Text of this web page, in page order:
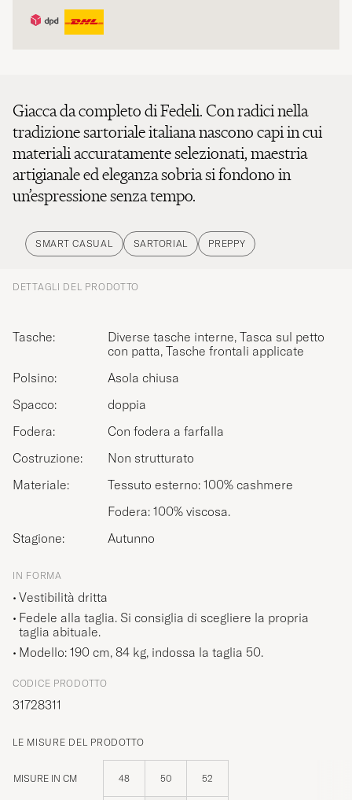
Giacca da completo di Fedeli. Con radici nella
tradizione sartoriale italiana nascono capi in cui
materiali accuratamente selezionati, maestria
artigianale ed eleganza sobria si fondono in
un’espressione senza tempo.
SMART CASUAL SARTORIAL PREPPY
DETTAGLI DEL PRODOTTO
Tasche:
Diverse tasche interne, Tasca sul petto
con patta, Tasche frontali applicate
Polsino:
Asola chiusa
Spacco:
doppia
Fodera:
Con fodera a farfalla
Costruzione:
Non strutturato
Materiale:
Tessuto esterno: 100% cashmere
Fodera: 100% viscosa.
Stagione:
Autunno
IN FORMA
Vestibilità dritta
Fedele alla taglia. Si consiglia di scegliere la propria
taglia abituale.
Modello: 190 cm, 84 kg, indossa la taglia 50.
CODICE PRODOTTO
31728311
LE MISURE DEL PRODOTTO
MISURE IN CM 48 50 52